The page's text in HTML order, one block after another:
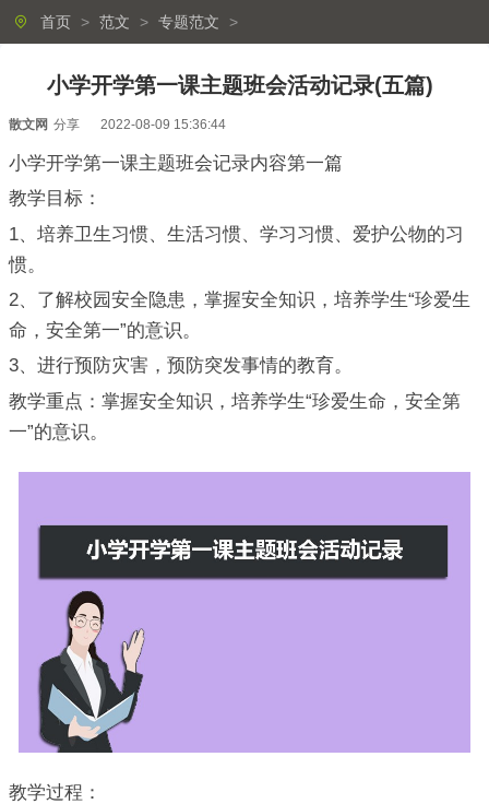
首页 > 范文 > 专题范文 >
小学开学第一课主题班会活动记录(五篇)
散文网 分享 2022-08-09 15:36:44
小学开学第一课主题班会记录内容第一篇
教学目标：
1、培养卫生习惯、生活习惯、学习习惯、爱护公物的习
惯。
2、了解校园安全隐患，掌握安全知识，培养学生“珍爱生
命，安全第一”的意识。
3、进行预防灾害，预防突发事情的教育。
教学重点：掌握安全知识，培养学生“珍爱生命，安全第
一”的意识。
教学过程：